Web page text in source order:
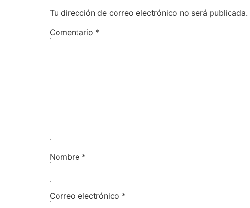
Tu dirección de correo electrónico no será publicada.
Comentario *
Nombre *
Correo electrónico *